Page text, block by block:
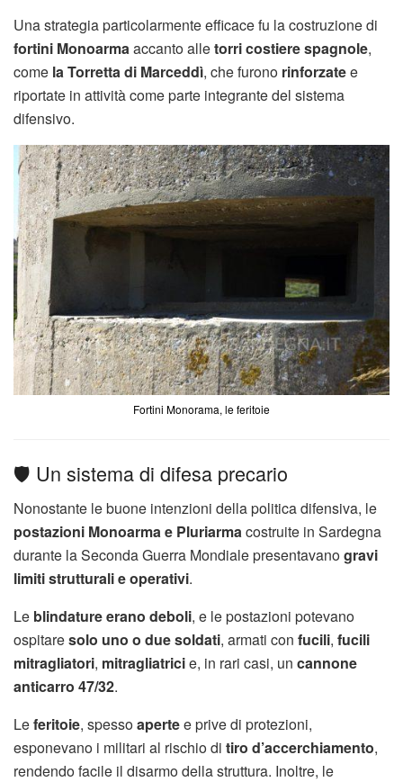
Una strategia particolarmente efficace fu la costruzione di
fortini Monoarmaaccanto alletorri costiere spagnole,
come la Torretta di Marceddì, che furono rinforzatee
riportate in attività come parte integrante del sistema
difensivo.
Fortini Monorama, le feritoie
🛡️ Un sistema di difesa precario
Nonostante le buone intenzioni della politica difensiva, le
postazioni Monoarma e Pluriarmacostruite in Sardegna
durante la Seconda Guerra Mondiale presentavanogravi
limiti strutturali e operativi.
Le blindature erano deboli, e le postazioni potevano
ospitaresolo uno o due soldati, armati con fucili, fucili
mitragliatori, mitragliatricie, in rari casi, un cannone
anticarro 47/32.
Leferitoie, spessoapertee prive di protezioni,
esponevano i militari al rischio di tiro d’accerchiamento,
rendendo facile il disarmo della struttura. Inoltre, le